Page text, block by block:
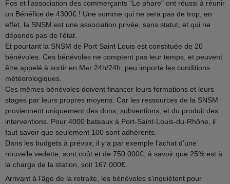
Fos et l'association des commerçants "Le phare" ont réussi à réunir
un Bénéfice de 4300€ ! Une somme qui ne sera pas de trop, en
effet, la SNSM est une association privée, sans statut, et qui ne
dépends pas de l’état.
Et pourtant la SNSM de Port Saint Louis est constituée de 20
bénévoles. Ces bénévoles ne comptent pas leur temps, et peuvent
être appelé à sortir en Mer 24h/24h, peu importe les conditions
météorologiques.
Ces mêmes bénévoles doivent financer leurs formations et leurs
stages par leurs propres moyens. Car les ressources de la SNSM
proviennent uniquement des dons, subventions, et du produit des
interventions. Pour 4000 bateaux à Port-Saint-Louis-du-Rhône, il
faut savoir que seulement 100 sont adhérents.
Dans les budgets à prévoir, il y a par exemple l’achat d’une
nouvelle vedette, sont coût et de 750 000€, à savoir que 25% est à
la charge de la station, soit 167 000€.
Arrivant à l’âge de la retraite, les bénévoles s’inquiètent pour